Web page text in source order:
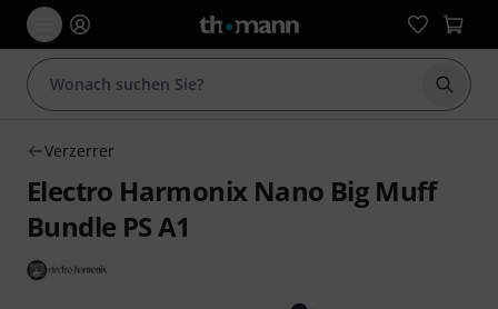
Suche
Verzerrer
Electro Harmonix Nano Big Muff
Bundle PS A1